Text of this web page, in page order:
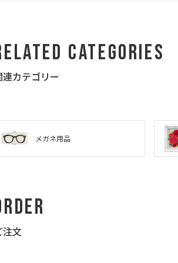
Categories
連カテゴリー
メガネ用品
注文